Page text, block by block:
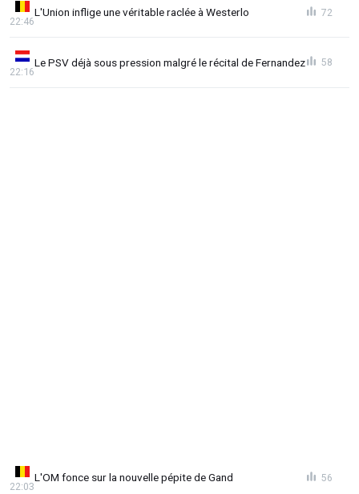
L'Union inflige une véritable raclée à Westerlo
22:46
72
Le PSV déjà sous pression malgré le récital de Fernandez
22:16
58
L'OM fonce sur la nouvelle pépite de Gand
22:03
56